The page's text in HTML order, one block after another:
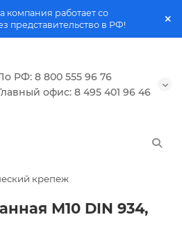
работает со
представительство в РФ!
РФ: 8 800 555 96 76
офис: 8 495 401 96 46
крепеж
М10 DIN 934,